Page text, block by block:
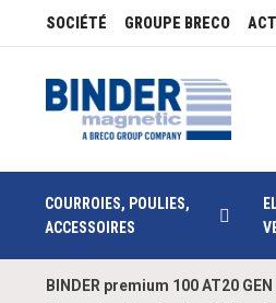
SOCIÉTÉ GROUPE BRECO
COURROIES, POULIES,
ACCESSOIRES
BINDER premium 100 AT20